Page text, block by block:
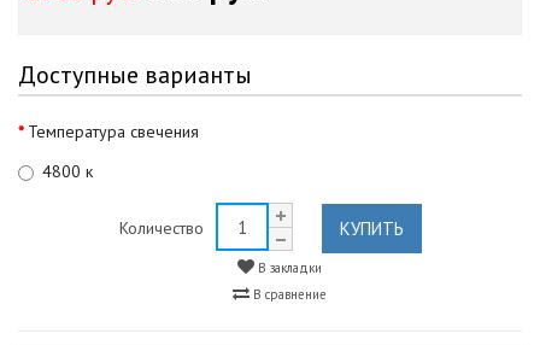
Доступные варианты
Температура свечения
4800 к
Количество КУПИТЬ
В закладки
В сравнение